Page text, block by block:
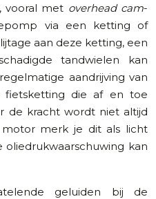
vooral met overhead cam-
via een ketting of
aan deze ketting, een
tandwielen kan
aandrijving van
die af en toe
de kracht wordt niet altijd
merk je dit als licht
oliedrukwaarschuwing kan
geluiden bij de